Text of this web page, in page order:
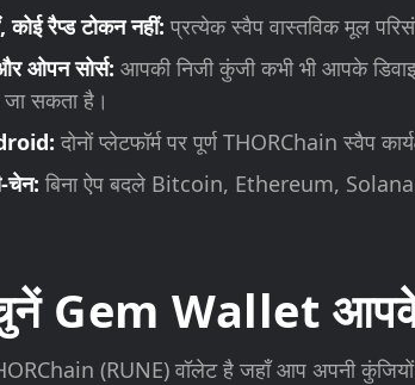
कोई रैप्ड टोकन नहीं: प्रत्येक स्वैप वास्तविक मूल
ओपन सोर्स: आपकी निजी कुंजी कभी भी आपके
जा सकता है।
दोनों प्लेटफॉर्म पर पूर्ण THORChain स्वैप
चेन: बिना ऐप बदले Bitcoin, Ethereum,
Gem Wallet
(RUNE) वॉलेट है जहाँ आप अपनी